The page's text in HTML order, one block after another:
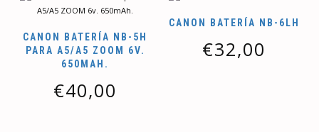
CANON BATERÍA NB-5H
PARA A5/A5 ZOOM 6V.
650MAH.
€40,00
CANON BATERÍA NB-6LH
€32,00